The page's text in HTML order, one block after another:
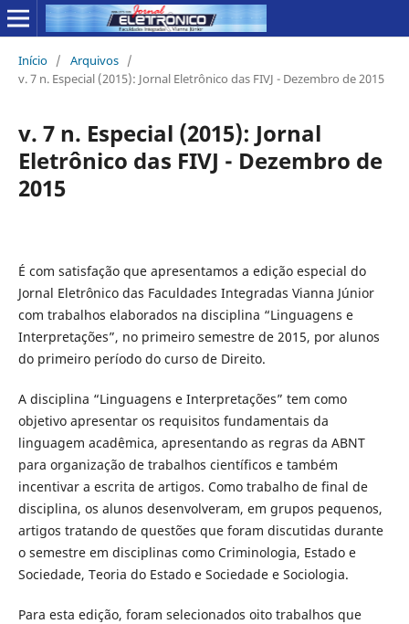
Início / Arquivos /
v. 7 n. Especial (2015): Jornal Eletrônico das FIVJ - Dezembro de 2015
v. 7 n. Especial (2015): Jornal
Eletrônico das FIVJ - Dezembro de
2015
É com satisfação que apresentamos a edição especial do
Jornal Eletrônico das Faculdades Integradas Vianna Júnior
com trabalhos elaborados na disciplina “Linguagens e
Interpretações”, no primeiro semestre de 2015, por alunos
do primeiro período do curso de Direito.
A disciplina “Linguagens e Interpretações” tem como
objetivo apresentar os requisitos fundamentais da
linguagem acadêmica, apresentando as regras da ABNT
para organização de trabalhos científicos e também
incentivar a escrita de artigos. Como trabalho de final de
disciplina, os alunos desenvolveram, em grupos pequenos,
artigos tratando de questões que foram discutidas durante
o semestre em disciplinas como Criminologia, Estado e
Sociedade, Teoria do Estado e Sociedade e Sociologia.
Para esta edição, foram selecionados oito trabalhos que